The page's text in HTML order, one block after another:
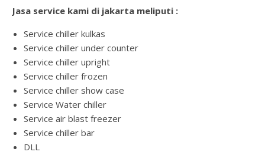
Jasa service kami di jakarta meliputi :
Service chiller kulkas
Service chiller under counter
Service chiller upright
Service chiller frozen
Service chiller show case
Service Water chiller
Service air blast freezer
Service chiller bar
DLL